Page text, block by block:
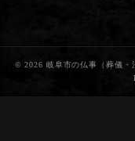
© 2026 岐阜市の仏事（葬儀・